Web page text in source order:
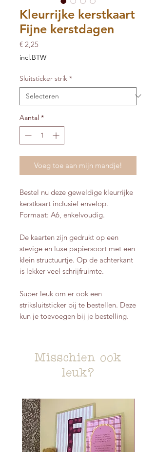
Kleurrijke kerstkaart
Fijne kerstdagen
€ 2,25Prijs
incl.BTW
Sluitsticker strik *
Aantal *
Voeg toe aan mijn mandje!
Bestel nu deze geweldige kleurrijke
kerstkaart inclusief envelop.
Formaat: A6, enkelvoudig.
De kaarten zijn gedrukt op een
stevige en luxe papiersoort met een
klein structuurtje. Op de achterkant
is lekker veel schrijfruimte.
Super leuk om er ook een
striksluitsticker bij te bestellen. Deze
kun je toevoegen bij je bestelling.
Misschien ook
leuk?